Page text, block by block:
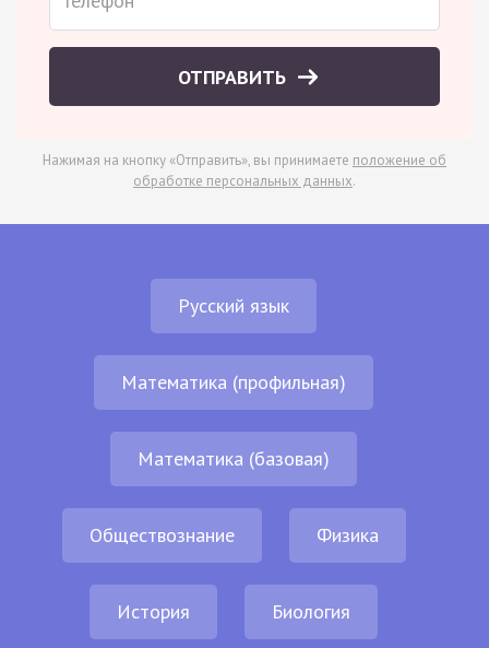
ОТПРАВИТЬ
Нажимая на кнопку «Отправить», вы принимаете положение об
обработке персональных данных.
Русский язык
Математика (профильная)
Математика (базовая)
Обществознание Физика
История Биология